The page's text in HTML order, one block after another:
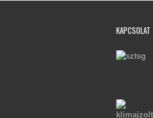
KAPCSOLAT